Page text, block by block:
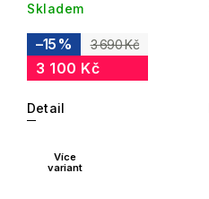
Skladem
3 690 Kč
–15 %
3 100 Kč
Detail
Více
variant